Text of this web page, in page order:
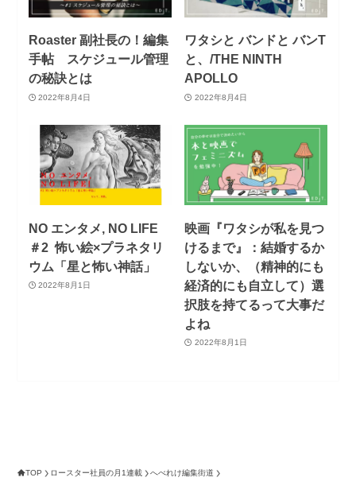
Roaster 副社長の！編集
手帖 スケジュール管理
の秘訣とは
2022年8月4日
ワタシと バンドと バンT
と、/THE NINTH
APOLLO
2022年8月4日
NO エンタメ, NO LIFE
＃2 怖い絵×プラネタリ
ウム「星と怖い神話」
2022年8月1日
映画『ワタシが私を見つ
けるまで』：結婚するか
しないか、（精神的にも
経済的にも自立して）選
択肢を持てるって大事だ
よね
2022年8月1日
TOP ロースター社員の月1連載 へべれけ編集街道